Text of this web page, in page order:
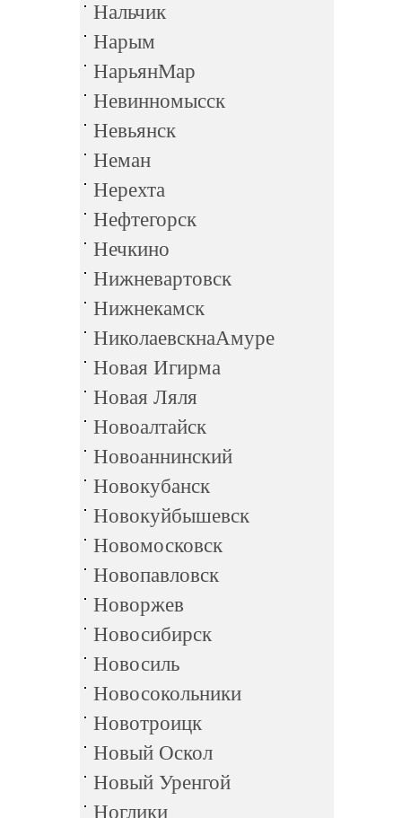
Нальчик
Нарым
НарьянМар
Невинномысск
Невьянск
Неман
Нерехта
Нефтегорск
Нечкино
Нижневартовск
Нижнекамск
НиколаевскнаАмуре
Новая Игирма
Новая Ляля
Новоалтайск
Новоаннинский
Новокубанск
Новокуйбышевск
Новомосковск
Новопавловск
Новоржев
Новосибирск
Новосиль
Новосокольники
Новотроицк
Новый Оскол
Новый Уренгой
Ноглики